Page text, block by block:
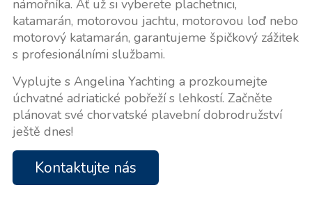
námořníka. Ať už si vyberete plachetnici,
katamarán, motorovou jachtu, motorovou loď nebo
motorový katamarán, garantujeme špičkový zážitek
s profesionálními službami.
Vyplujte s Angelina Yachting a prozkoumejte
úchvatné adriatické pobřeží s lehkostí. Začněte
plánovat své chorvatské plavební dobrodružství
ještě dnes!
Kontaktujte nás